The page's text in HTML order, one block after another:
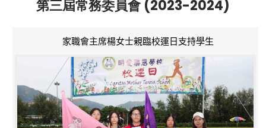
第三屆常務委員會 (2023-2024)
家職會主席楊女士親臨校運日支持學生